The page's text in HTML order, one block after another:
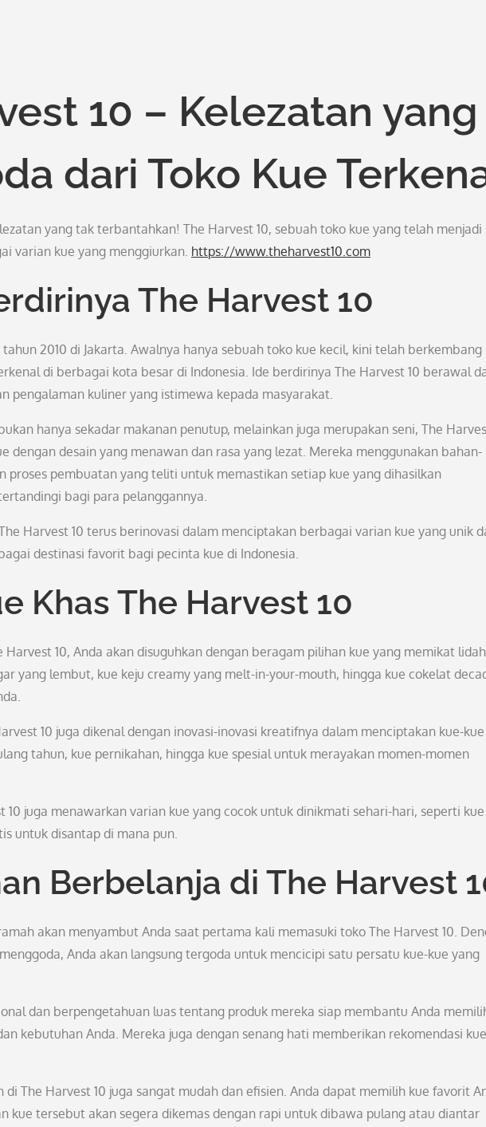
10 – Kelezatan yang
dari Toko Kue
yang tak terbantahkan! The Harvest 10, sebuah toko kue yang telah menjadi
varian kue yang menggiurkan. https://www.theharvest10.com
The Harvest 10
2010 di Jakarta. Awalnya hanya sebuah toko kue kecil, kini telah berkembang
di berbagai kota besar di Indonesia. Ide berdirinya The Harvest 10 berawal
pengalaman kuliner yang istimewa kepada masyarakat.
hanya sekadar makanan penutup, melainkan juga merupakan seni, The
dengan desain yang menawan dan rasa yang lezat. Mereka menggunakan bahan-
proses pembuatan yang teliti untuk memastikan setiap kue yang dihasilkan
bagi para pelanggannya.
Harvest 10 terus berinovasi dalam menciptakan berbagai varian kue yang unik
destinasi favorit bagi pecinta kue di Indonesia.
Khas The Harvest 10
Harvest 10, Anda akan disuguhkan dengan beragam pilihan kue yang memikat
yang lembut, kue keju creamy yang melt-in-your-mouth, hingga kue cokelat
10 juga dikenal dengan inovasi-inovasi kreatifnya dalam menciptakan kue-kue
tahun, kue pernikahan, hingga kue spesial untuk merayakan momen-momen
10 juga menawarkan varian kue yang cocok untuk dinikmati sehari-hari, seperti
untuk disantap di mana pun.
Berbelanja di The Harvest
akan menyambut Anda saat pertama kali memasuki toko The Harvest 10.
Anda akan langsung tergoda untuk mencicipi satu persatu kue-kue yang
dan berpengetahuan luas tentang produk mereka siap membantu Anda
kebutuhan Anda. Mereka juga dengan senang hati memberikan rekomendasi kue
The Harvest 10 juga sangat mudah dan efisien. Anda dapat memilih kue favorit
kue tersebut akan segera dikemas dengan rapi untuk dibawa pulang atau diantar